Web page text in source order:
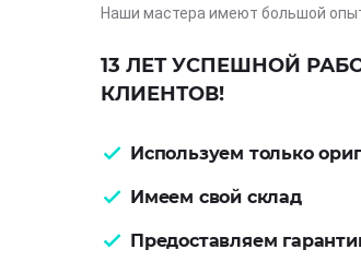
Наши мастера имеют большой
13 ЛЕТ УСПЕШНОЙ
КЛИЕНТОВ!
Используем только
Имеем свой склад
Предоставляем